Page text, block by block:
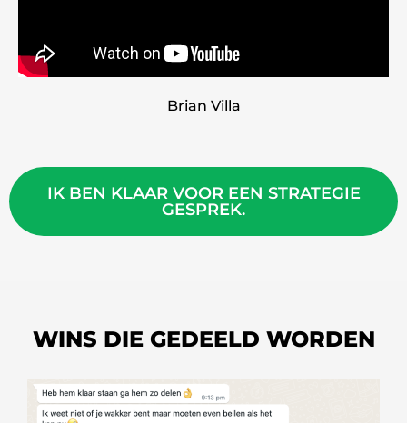
Brian Villa
IK BEN KLAAR VOOR EEN STRATEGIE
GESPREK.
WINS DIE GEDEELD WORDEN